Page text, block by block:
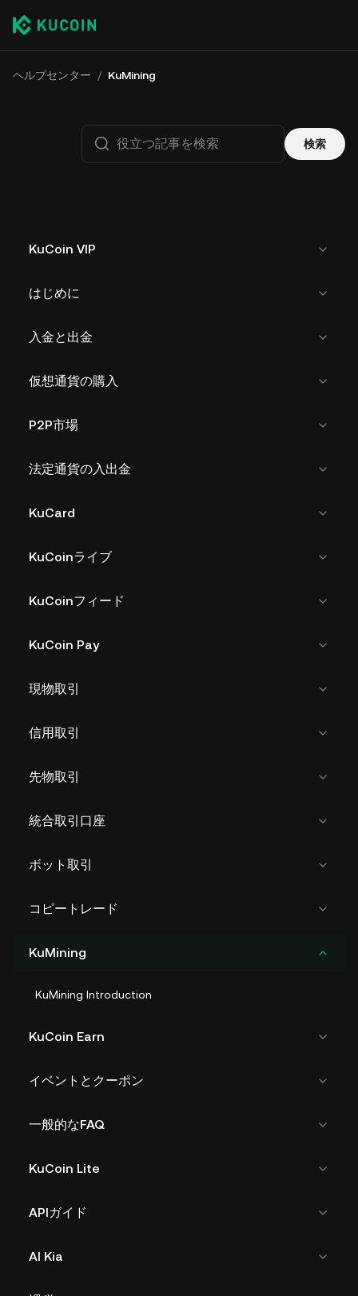
ヘルプセンター / KuMining
検索
KuCoin VIP
はじめに
入金と出金
仮想通貨の購入
P2P市場
法定通貨の入出金
KuCard
KuCoinライブ
KuCoinフィード
KuCoin Pay
現物取引
信用取引
先物取引
統合取引口座
ボット取引
コピートレード
KuMining
KuMining Introduction
KuCoin Earn
イベントとクーポン
一般的なFAQ
KuCoin Lite
APIガイド
AI Kia